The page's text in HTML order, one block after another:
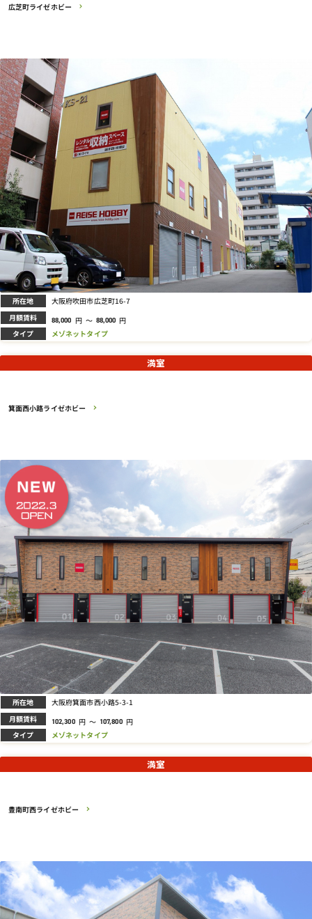
広芝町ライゼホビー
所在地 大阪府吹田市広芝町16-7
月額賃料 88,000 円 ～ 88,000 円
タイプ メゾネットタイプ
箕面西小路ライゼホビー
満室
所在地 大阪府箕面市西小路5-3-1
月額賃料 102,300 円 ～ 107,800 円
タイプ メゾネットタイプ
豊南町西ライゼホビー
満室